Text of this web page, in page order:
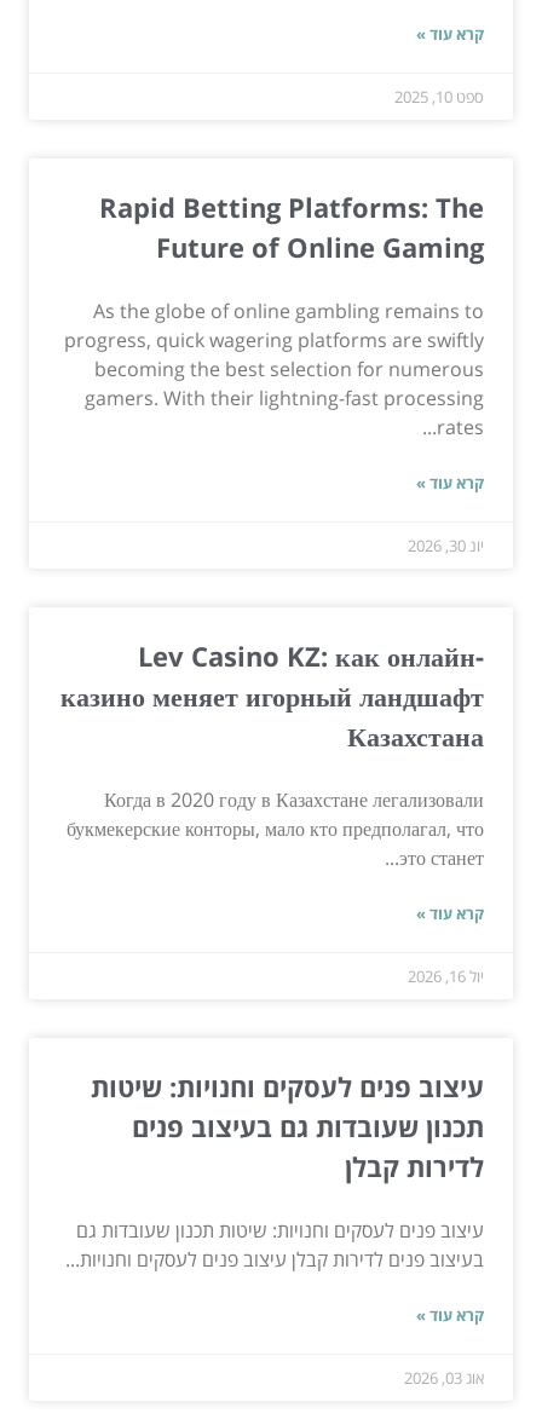
קרא עוד »
ספט 10, 2025
Rapid Betting Platforms: The
Future of Online Gaming
As the globe of online gambling remains to
progress, quick wagering platforms are swiftly
becoming the best selection for numerous
gamers. With their lightning-fast processing
rates...
קרא עוד »
יונ 30, 2026
Lev Casino KZ: как онлайн-
казино меняет игорный ландшафт
Казахстана
Когда в 2020 году в Казахстане легализовали
букмекерские конторы, мало кто предполагал, что
это станет...
קרא עוד »
יול 16, 2026
עיצוב פנים לעסקים וחנויות: שיטות
תכנון שעובדות גם בעיצוב פנים
לדירות קבלן
עיצוב פנים לעסקים וחנויות: שיטות תכנון שעובדות גם
בעיצוב פנים לדירות קבלן עיצוב פנים לעסקים וחנויות...
קרא עוד »
אוג 03, 2026